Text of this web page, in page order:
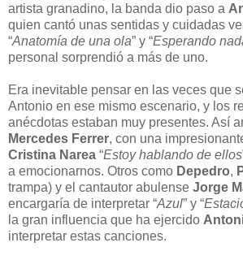
artista granadino, la banda dio paso a
quien cantó unas sentidas y cuidadas
“Anatomía de una ola” y “Esperando
personal sorprendió a más de uno.
Era inevitable pensar en las veces que
Antonio en ese mismo escenario, y los
anécdotas estaban muy presentes. Así
Mercedes Ferrer, con una
Cristina Narea “Estoy hablando de ellos
a emocionarnos. Otros como Depedro,
trampa) y el cantautor abulense Jorge
encargaría de interpretar “Azul” y “
la gran influencia que ha ejercido
interpretar estas canciones.